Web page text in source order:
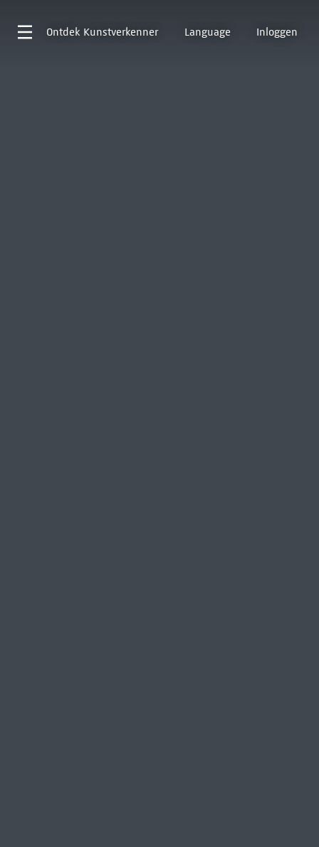
Ontdek Kunstverkenner Language Inloggen